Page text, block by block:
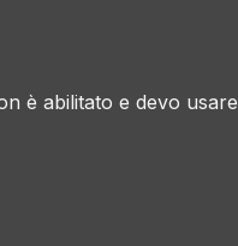
è abilitato e devo usare